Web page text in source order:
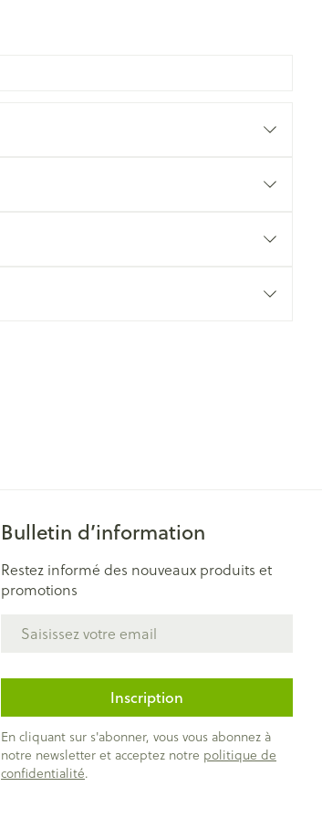
Bulletin d’information
Restez informé des nouveaux produits et
promotions
Inscription
En cliquant sur s'abonner, vous vous abonnez à
notre newsletter et acceptez notre politique de
confidentialité.